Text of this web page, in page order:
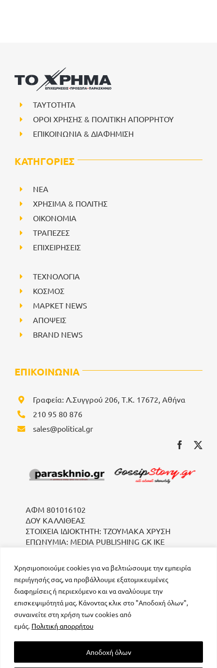
Χρησιμοποιούμε cookies για να βελτιώσουμε την εμπειρία
περιήγησής σας, να προβάλλουμε εξατομικευμένες
διαφημίσεις ή περιεχόμενο και να αναλύουμε την
επισκεψιμότητά μας. Κάνοντας κλικ στο "Αποδοχή όλων",
συναινείτε στη χρήση των cookies από
εμάς. Πολιτική απορρήτου
Αποδοχή όλων
ΤΑΥΤΟΤΗΤΑ
ΟΡΟΙ ΧΡΗΣΗΣ & ΠΟΛΙΤΙΚΗ ΑΠΟΡΡΗΤΟΥ
ΕΠΙΚΟΙΝΩΝΙΑ & ΔΙΑΦΗΜΙΣΗ
ΚΑΤΗΓΟΡΙΕΣ
NEA
ΧΡΗΣΙΜΑ & ΠΟΛΙΤΗΣ
ΟΙΚΟΝΟΜΙΑ
ΤΡΑΠΕΖΕΣ
ΕΠΙΧΕΙΡΗΣΕΙΣ
ΤΕΧΝΟΛΟΓΙΑ
ΚΟΣΜΟΣ
ΜΑΡΚΕΤ NEWS
ΑΠΟΨΕΙΣ
BRAND NEWS
ΕΠΙΚΟΙΝΩΝΙΑ
Γραφεία: Λ.Συγγρού 206, Τ.Κ. 17672, Αθήνα
210 95 80 876
sales@political.gr
ΑΦΜ 801016102
ΔΟΥ ΚΑΛΛΙΘΕΑΣ
ΣΤΟΙΧΕΙΑ ΙΔΙΟΚΤΗΤΗ: ΤΖΟΥΜΑΚΑ ΧΡΥΣΗ
ΕΠΩΝΥΜΙΑ: MEDIA PUBLISHING GK IKE
μοναδικός αριθμός Μ.Η.Τ. 232223